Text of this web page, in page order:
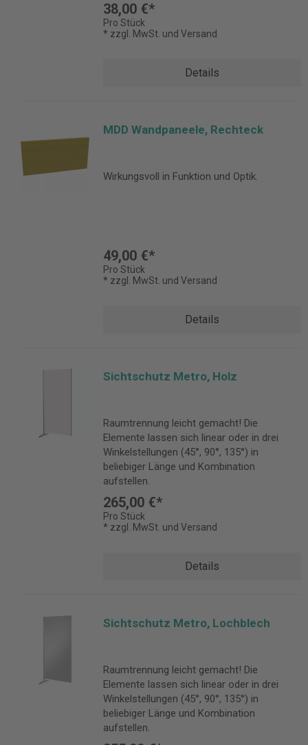
38,00 €*
Pro Stück
* zzgl. MwSt. und Versand
Details
MDD Wandpaneele, Rechteck
Wirkungsvoll in Funktion und Optik.
49,00 €*
Pro Stück
* zzgl. MwSt. und Versand
Details
Sichtschutz Metro, Holz
Raumtrennung leicht gemacht! Die
Elemente lassen sich linear oder in drei
Winkelstellungen (45°, 90°, 135°) in
beliebiger Länge und Kombination
aufstellen.
265,00 €*
Pro Stück
* zzgl. MwSt. und Versand
Details
Sichtschutz Metro, Lochblech
Raumtrennung leicht gemacht! Die
Elemente lassen sich linear oder in drei
Winkelstellungen (45°, 90°, 135°) in
beliebiger Länge und Kombination
aufstellen.